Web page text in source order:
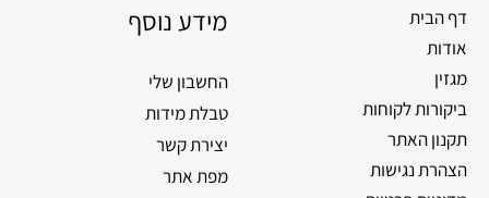
o
k
r
a
m
דף הבית
אודות
מגזין
ביקורות לקוחות
תקנון האתר
הצהרת נגישות
מידע נוסף
החשבון שלי
טבלת מידות
יצירת קשר
מפת אתר